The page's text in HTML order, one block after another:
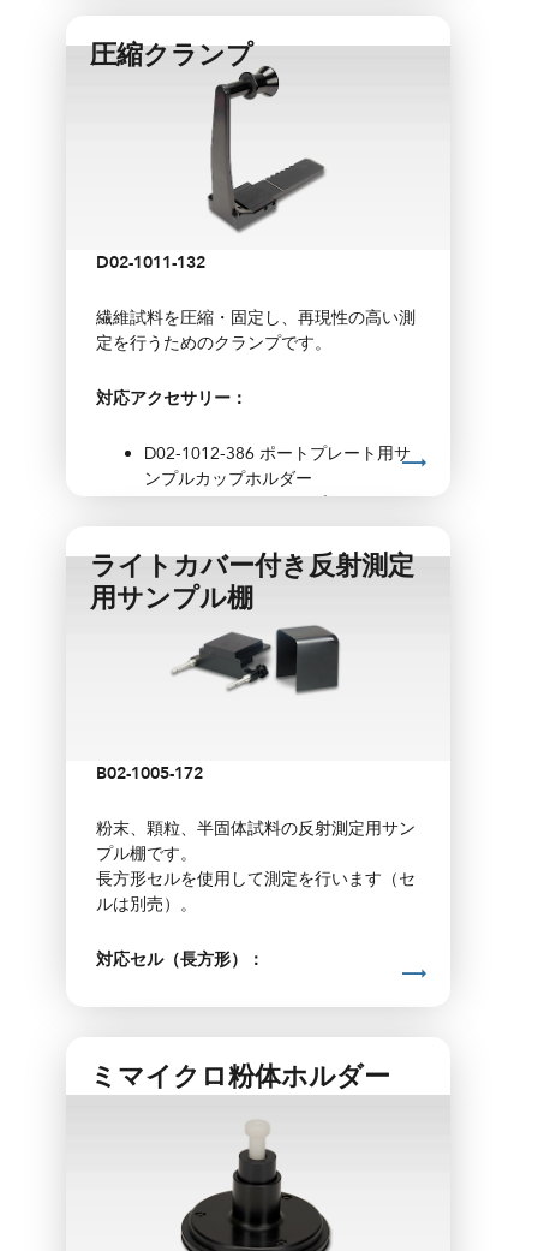
圧縮クランプ
D02-1011-132
繊維試料を圧縮・固定し、再現性の高い測
定を行うためのクランプです。
対応アクセサリー：
D02-1012-386 ポートプレート用サ
ンプルカップホルダー
ラス付き）
04-7209-00 ガラス製サンプルカッ
プ
ライトカバー付き反射測定
用サンプル棚
B02-1005-172
粉末、顆粒、半固体試料の反射測定用サン
プル棚です。
長方形セルを使用して測定を行います（セ
ルは別売）。
対応セル（長方形）：
材質：光学ガラス
サイズ：幅 55 mm × 高さ 57 mm
ミマイクロ粉体ホルダー